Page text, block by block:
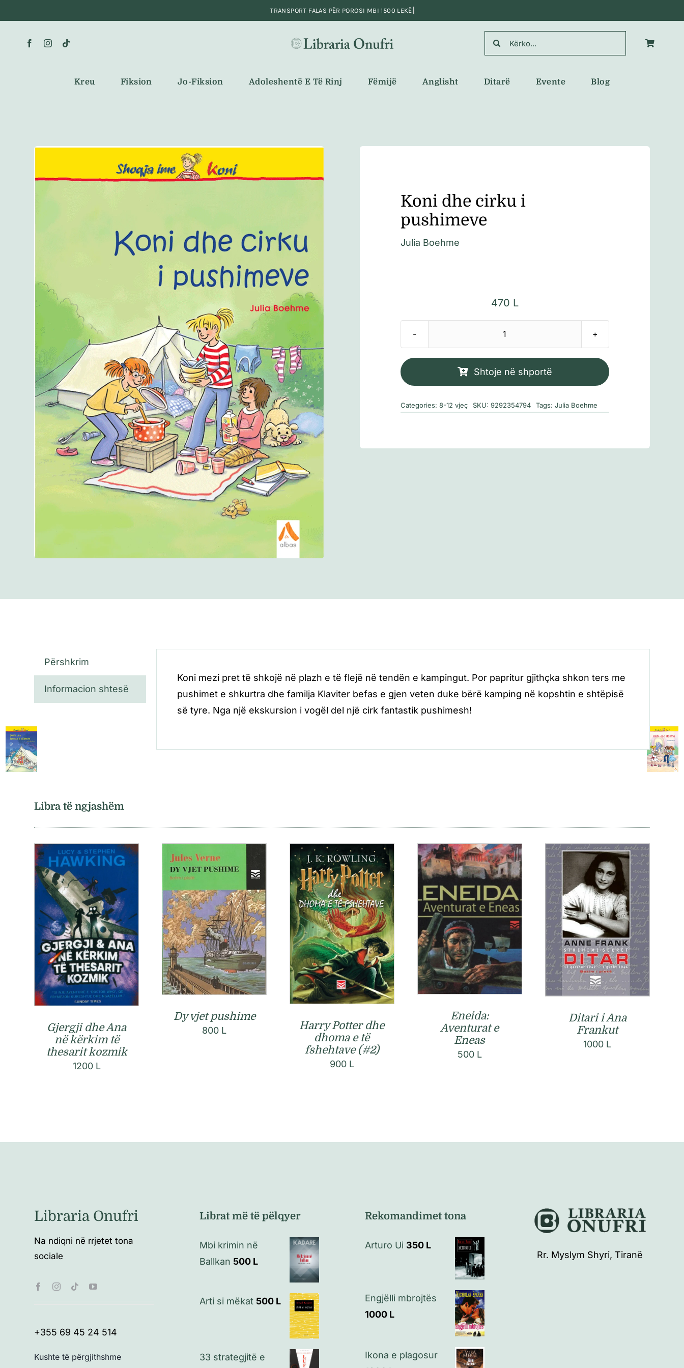
to
content
Search
for:
Kreu Fiksion Jo-Fiksion Adoleshentë E Të Rinj Fëmijë Anglisht Ditarë Evente Blog
Koni dhe cirku i
pushimeve
Julia Boehme
470 L
Sasi
dhe
pushimeve
Shtoje në shportë
Categories: 8-12 vjeç SKU: 9292354794 Tags: Julia Boehme
Përshkrim
Informacion shtesë
Koni mezi pret të shkojë në plazh e të flejë në tendën e kampingut. Por papritur gjithçka shkon ters me
pushimet e shkurtra dhe familja Klaviter befas e gjen veten duke bërë kamping në kopshtin e shtëpisë
së tyre. Nga një ekskursion i vogël del një cirk fantastik pushimesh!
Libra të ngjashëm
Gjergji dhe Ana
në kërkim të
thesarit kozmik
1200 L
Dy vjet pushime
800 L
Harry Potter dhe
dhoma e të
fshehtave (#2)
900 L
Eneida:
Aventurat e
Eneas
500 L
Ditari i Ana
Frankut
1000 L
Libraria Onufri
Na ndiqni në rrjetet tona
sociale
+355 69 45 24 514
Kushte të përgjithshme
Librat më të pëlqyer
Mbi krimin në
Ballkan 500 L
Arti si mëkat 500 L
33 strategjitë e
Rekomandimet tona
Arturo Ui 350 L
Engjëlli mbrojtës
1000 L
Ikona e plagosur
Rr. Myslym Shyri, Tiranë